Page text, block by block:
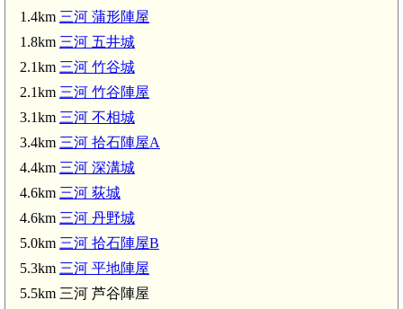
1.4km 三河 蒲形陣屋
1.8km 三河 五井城
2.1km 三河 竹谷城
2.1km 三河 竹谷陣屋
3.1km 三河 不相城
3.4km 三河 拾石陣屋A
4.4km 三河 深溝城
4.6km 三河 荻城
4.6km 三河 丹野城
5.0km 三河 拾石陣屋B
5.3km 三河 平地陣屋
5.5km 三河 芦谷陣屋